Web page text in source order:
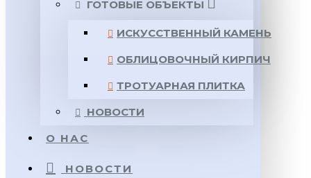
ГОТОВЫЕ ОБЪЕКТЫ
ИСКУССТВЕННЫЙ КАМЕНЬ
ОБЛИЦОВОЧНЫЙ КИРПИЧ
ТРОТУАРНАЯ ПЛИТКА
НОВОСТИ
О НАС
НОВОСТИ